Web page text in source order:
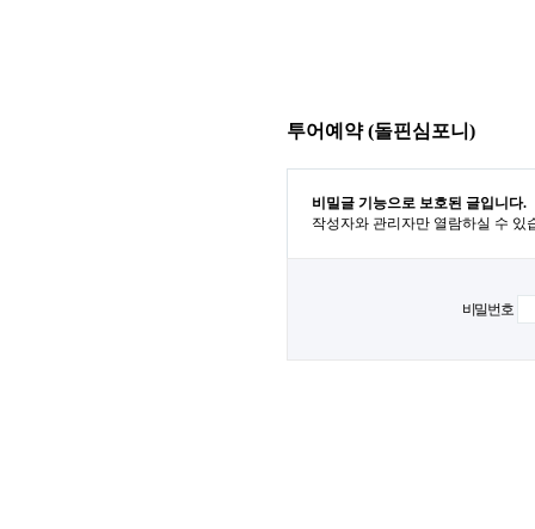
투어예약 (돌핀심포니)
비밀글 기능으로 보호된 글입니다.
작성자와 관리자만 열람하실 수 있
비밀번호